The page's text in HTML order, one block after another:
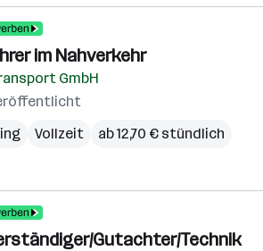
im Nahverkehr
GmbH
Vollzeit ab 12,70 € stündlich
Gutachter/Technik